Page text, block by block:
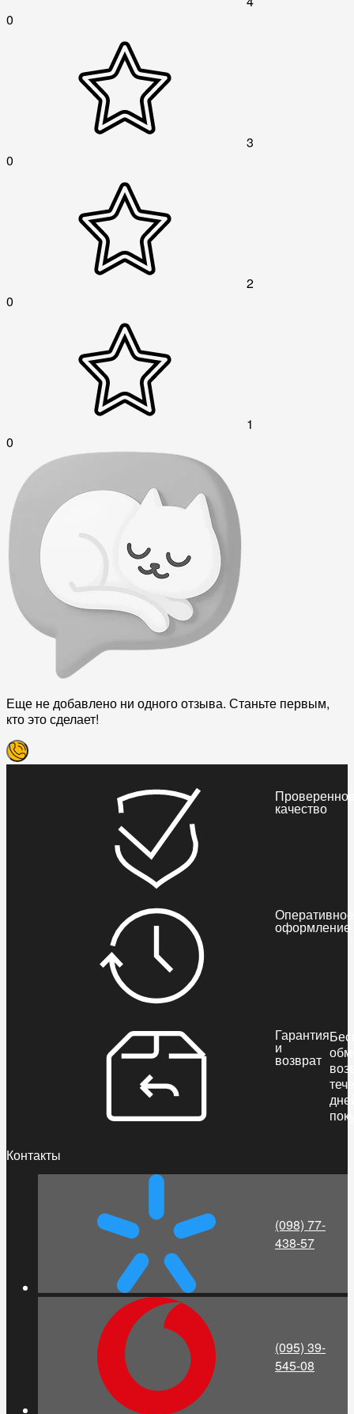
0
3
0
2
0
1
0
Еще не добавлено ни одного отзыва. Станьте первым,
кто это сделает!
качество
Оперативное
оформление
Гарантия
и
возврат
Контакты
(098) 77-
438-57
(095) 39-
545-08